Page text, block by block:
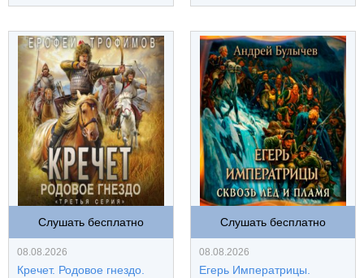
Слушать бесплатно
08.08.2026
Кречет. Родовое гнездо.
Слушать бесплатно
08.08.2026
Егерь Императрицы.